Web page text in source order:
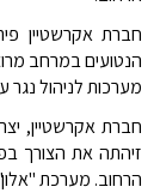
חברתאקרשטיין
הנטועים במרחב
מערכות לניהול נגר
חברת אקרשטיין,
זיהתה את הצורך
הרחוב. מערכת